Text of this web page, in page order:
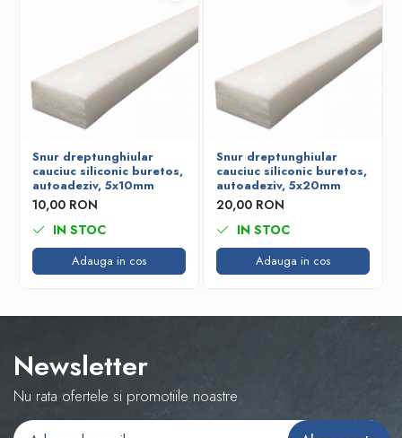
Snur dreptunghiular
cauciuc siliconic buretos,
autoadeziv, 5x10mm
10,00 RON
IN STOC
Adauga in cos
Snur dreptunghiular
cauciuc siliconic buretos,
autoadeziv, 5x20mm
20,00 RON
IN STOC
Adauga in cos
Newsletter
Nu rata ofertele si promotiile noastre